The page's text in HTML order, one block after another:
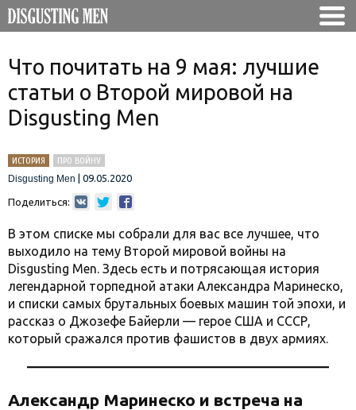
Что почитать на 9 мая: лучшие
статьи о Второй мировой на
Disgusting Men
ИСТОРИЯ
ПРО ВОЙНУ
Disgusting Men
09.05.2020
Поделиться:
В этом списке мы собрали для вас все лучшее, что
выходило на тему Второй мировой войны на
Disgusting Men. Здесь есть и потрясающая история
легендарной торпедной атаки Александра Маринеско,
и списки самых брутальных боевых машин той эпохи, и
рассказ о Джозефе Байерли — герое США и СССР,
который сражался против фашистов в двух армиях.
Александр Маринеско и встреча на